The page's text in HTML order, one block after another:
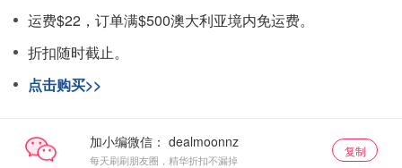
运费$22，订单满$500澳大利亚境内免运费。
折扣随时截止。
点击购买>>
加小编微信：
每天刷刷朋友圈，精华折扣不漏掉
复制